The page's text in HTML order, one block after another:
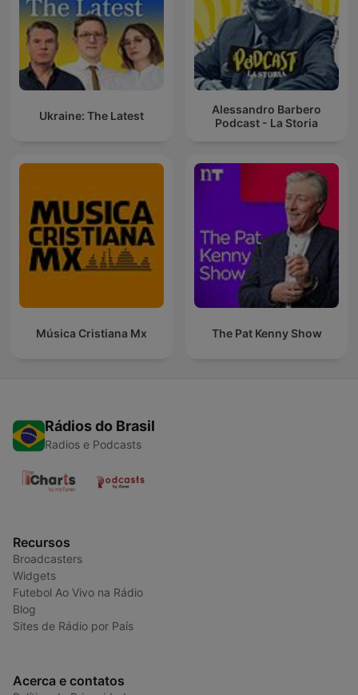
Ukraine: The Latest
Alessandro Barbero
Podcast - La Storia
Música Cristiana Mx The Pat Kenny Show
Rádios do Brasil
Radios e Podcasts
Recursos
Broadcasters
Widgets
Futebol Ao Vivo na Rádio
Blog
Sites de Rádio por País
Acerca e contatos